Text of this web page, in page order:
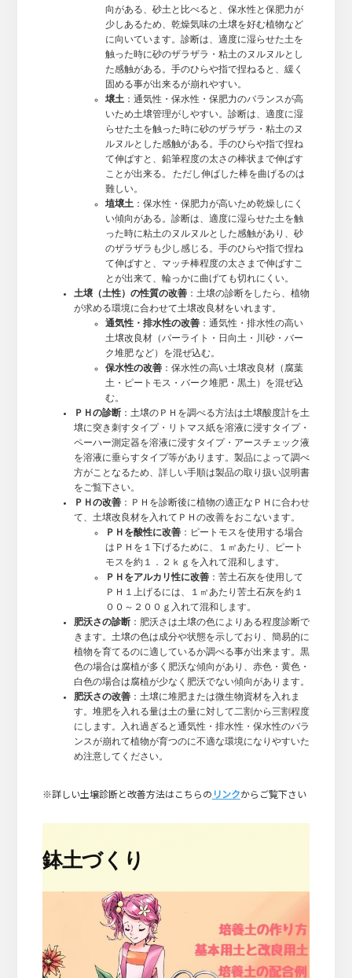
向がある、砂土と比べると、保水性と保肥力が
少しあるため、乾燥気味の土壌を好む植物など
に向いています。診断は、適度に湿らせた土を
触った時に砂のザラザラ・粘土のヌルヌルとし
た感触がある。手のひらや指で捏ねると、緩く
固める事が出来るが崩れやすい。
壌土 ：通気性・保水性・保肥力のバランスが高
いため土壌管理がしやすい。診断は、適度に湿
らせた土を触った時に砂のザラザラ・粘土のヌ
ルヌルとした感触がある。手のひらや指で捏ね
て伸ばすと、鉛筆程度の太さの棒状まで伸ばす
ことが出来る。 ただし伸ばした棒を曲げるのは
難しい。
埴壌土 ：保水性・保肥力が高いため乾燥しにく
い傾向がある。診断は、適度に湿らせた土を触
った時に粘土のヌルヌルとした感触があり、砂
のザラザラも少し感じる。手のひらや指で捏ね
て伸ばすと、マッチ棒程度の太さまで伸ばすこ
とが出来て、輪っかに曲げても切れにくい。
土壌（土性）の性質の改善：土壌の診断をしたら、植物
が求める環境に合わせて土壌改良材をいれます。
通気性・排水性の改善：通気性・排水性の高い
土壌改良材（パーライト・日向土・川砂・バー
ク堆肥 など）を混ぜ込む。
保水性の改善：保水性の高い土壌改良材（腐葉
土・ピートモス・バーク堆肥・黒土）を混ぜ込
む。
ＰＨの診断：土壌のＰＨを調べる方法は土壌酸度計を土
壌に突き刺すタイプ・リトマス紙を溶液に浸すタイプ・
ペーハー測定器を溶液に浸すタイプ・アースチェック液
を溶液に垂らすタイプ等があります。製品によって調べ
方がことなるため、詳しい手順は製品の取り扱い説明書
をご覧下さい。
ＰＨの改善：ＰＨを診断後に植物の適正なＰＨに合わせ
て、土壌改良材を入れてＰＨの改善をおこないます。
ＰＨを酸性に改善：ピートモスを使用する場合
はＰＨを１下げるために、１㎡あたり、ピート
モスを約１．２ｋｇを入れて混和します。
ＰＨをアルカリ性に改善：苦土石灰を使用して
ＰＨ１上げるには、１㎡あたり苦土石灰を約１
００～２００ｇ入れて混和します。
肥沃さの診断：肥沃さは土壌の色によりある程度診断で
きます。土壌の色は成分や状態を示しており、簡易的に
植物を育てるのに適しているか調べる事が出来ます。黒
色の場合は腐植が多く肥沃な傾向があり、赤色・黄色・
白色の場合は腐植が少なく肥沃でない傾向があります。
肥沃さの改善：土壌に堆肥または微生物資材を入れま
す。堆肥を入れる量は土の量に対して二割から三割程度
にします。入れ過ぎると通気性・排水性・保水性のバラ
ンスが崩れて植物が育つのに不適な環境になりやすいた
め注意してください。
※詳しい土壌診断と改善方法はこちらの リンクからご覧下さい
鉢土づくり